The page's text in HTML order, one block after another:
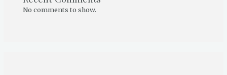
No comments to show.